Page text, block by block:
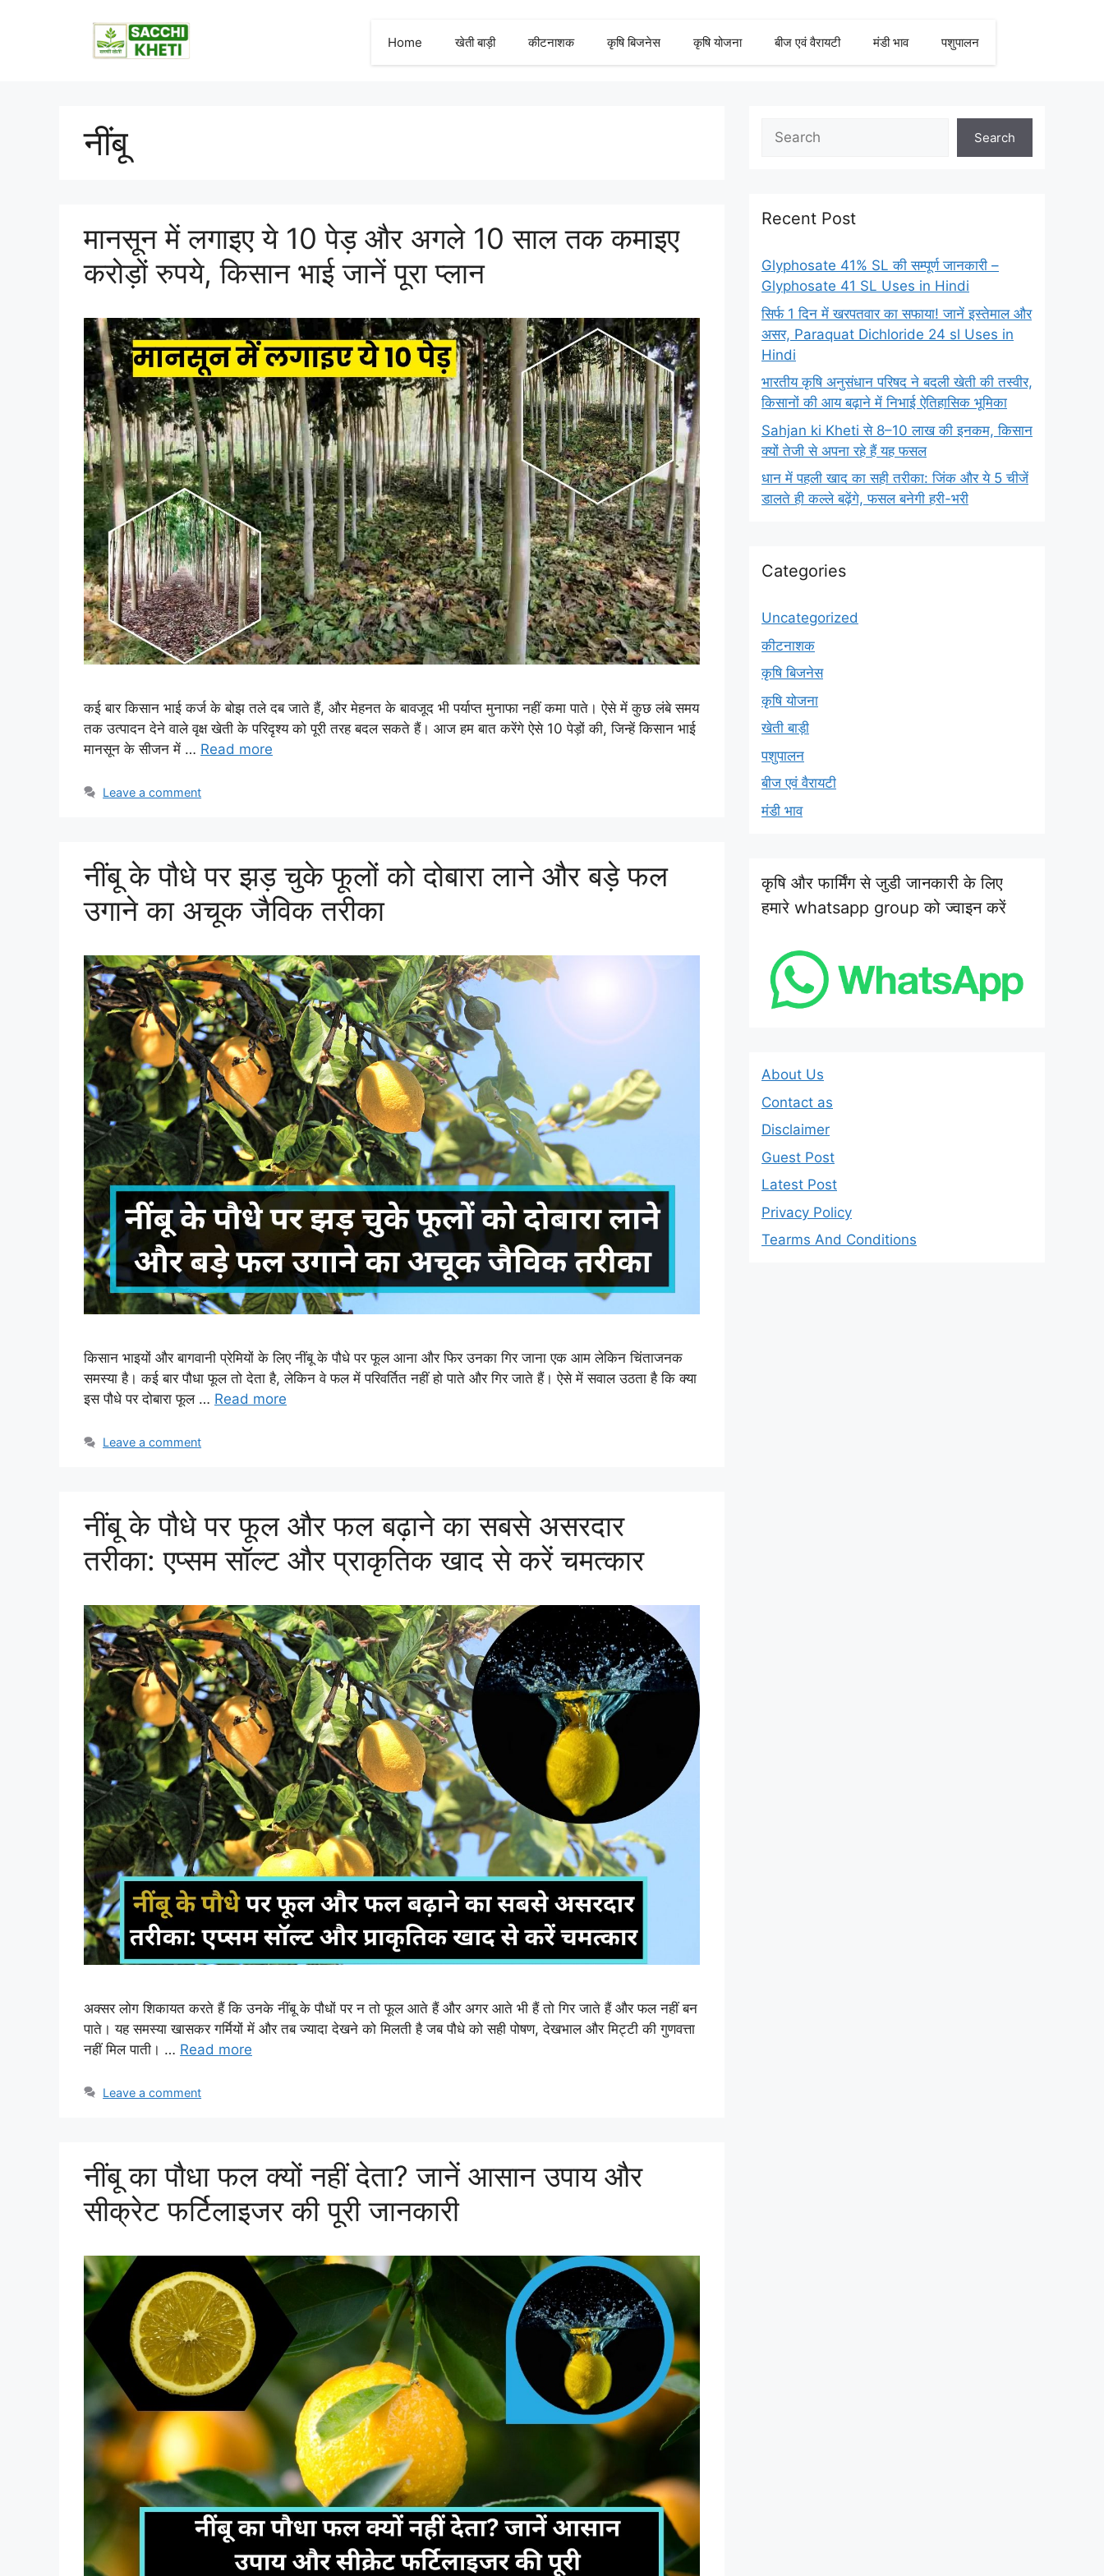
Home खेती बाड़ी कीटनाशक कृषि बिजनेस कृषि योजना बीज एवं वैरायटी मंडी भाव पशुपालन
नींबू
मानसून में लगाइए ये 10 पेड़ और अगले 10 साल तक कमाइए
करोड़ों रुपये, किसान भाई जानें पूरा प्लान
कई बार किसान भाई कर्ज के बोझ तले दब जाते हैं, और मेहनत के बावजूद भी पर्याप्त मुनाफा नहीं कमा पाते। ऐसे में कुछ लंबे समय
तक उत्पादन देने वाले वृक्ष खेती के परिदृश्य को पूरी तरह बदल सकते हैं। आज हम बात करेंगे ऐसे 10 पेड़ों की, जिन्हें किसान भाई
मानसून के सीजन में … Read more
Leave a comment
नींबू के पौधे पर झड़ चुके फूलों को दोबारा लाने और बड़े फल
उगाने का अचूक जैविक तरीका
किसान भाइयों और बागवानी प्रेमियों के लिए नींबू के पौधे पर फूल आना और फिर उनका गिर जाना एक आम लेकिन चिंताजनक
समस्या है। कई बार पौधा फूल तो देता है, लेकिन वे फल में परिवर्तित नहीं हो पाते और गिर जाते हैं। ऐसे में सवाल उठता है कि क्या
इस पौधे पर दोबारा फूल … Read more
Leave a comment
नींबू के पौधे पर फूल और फल बढ़ाने का सबसे असरदार
तरीका: एप्सम सॉल्ट और प्राकृतिक खाद से करें चमत्कार
अक्सर लोग शिकायत करते हैं कि उनके नींबू के पौधों पर न तो फूल आते हैं और अगर आते भी हैं तो गिर जाते हैं और फल नहीं बन
पाते। यह समस्या खासकर गर्मियों में और तब ज्यादा देखने को मिलती है जब पौधे को सही पोषण, देखभाल और मिट्टी की गुणवत्ता
नहीं मिल पाती। … Read more
Leave a comment
नींबू का पौधा फल क्यों नहीं देता? जानें आसान उपाय और
सीक्रेट फर्टिलाइजर की पूरी जानकारी
Search
Recent Post
Glyphosate 41% SL की सम्पूर्ण जानकारी –
Glyphosate 41 SL Uses in Hindi
सिर्फ 1 दिन में खरपतवार का सफाया! जानें इस्तेमाल और
असर, Paraquat Dichloride 24 sl Uses in
Hindi
भारतीय कृषि अनुसंधान परिषद ने बदली खेती की तस्वीर,
किसानों की आय बढ़ाने में निभाई ऐतिहासिक भूमिका
Sahjan ki Kheti से 8–10 लाख की इनकम, किसान
क्यों तेजी से अपना रहे हैं यह फसल
धान में पहली खाद का सही तरीका: जिंक और ये 5 चीजें
डालते ही कल्ले बढ़ेंगे, फसल बनेगी हरी-भरी
Categories
Uncategorized
कीटनाशक
कृषि बिजनेस
कृषि योजना
खेती बाड़ी
पशुपालन
बीज एवं वैरायटी
मंडी भाव
कृषि और फार्मिंग से जुडी जानकारी के लिए
हमारे whatsapp group को ज्वाइन करें
About Us
Contact as
Disclaimer
Guest Post
Latest Post
Privacy Policy
Tearms And Conditions